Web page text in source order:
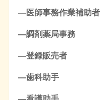
―医師事務作業補助者
―調剤薬局事務
―登録販売者
―歯科助手